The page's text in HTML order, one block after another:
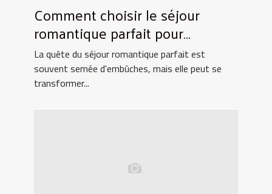
Comment choisir le séjour
romantique parfait pour
surprendre votre partenaire
La quête du séjour romantique parfait est
souvent semée d'embûches, mais elle peut se
transformer...